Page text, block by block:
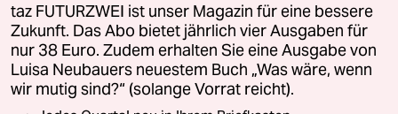
taz FUTURZWEI ist unser Magazin für eine bessere
Zukunft. Das Abo bietet jährlich vier Ausgaben für
nur 38 Euro. Zudem erhalten Sie eine Ausgabe von
Luisa Neubauers neuestem Buch „Was wäre, wenn
wir mutig sind?“ (solange Vorrat reicht).